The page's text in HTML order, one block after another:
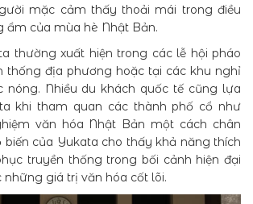
mặc cảm thấy thoải mái trong điều
ẩm của mùa hè Nhật Bản.
thường xuất hiện trong các lễ hội pháo
thống địa phương hoặc tại các khu nghỉ
nóng. Nhiều du khách quốc tế cũng lựa
khi tham quan các thành phố cổ như
văn hóa Nhật Bản một cách chân
biến của Yukata cho thấy khả năng thích
truyền thống trong bối cảnh hiện đại
giá trị văn hóa cốt lõi.